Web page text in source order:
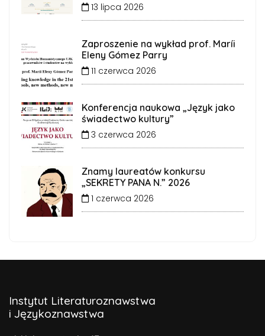
13 lipca 2026
Zaproszenie na wykład prof. Maríi
Eleny Gómez Parry
11 czerwca 2026
Konferencja naukowa „Język jako
świadectwo kultury”
3 czerwca 2026
Znamy laureatów konkursu
„SEKRETY PANA N.” 2026
1 czerwca 2026
Instytut Literaturoznawstwa
i Językoznawstwa